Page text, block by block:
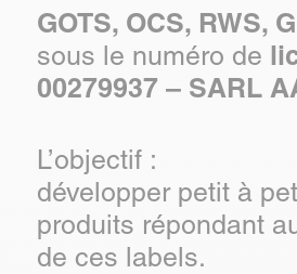
GOTS, OCS, RWS,
sous le numéro de
00279937 – SARL
L’objectif :
développer petit à
produits répondant
de ces labels.